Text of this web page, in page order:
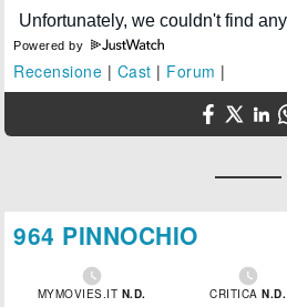
Powered by
Recensione | Cast | Forum |
964 PINNOCHIO

MYMOVIES.IT N.D.

CRITICAN.D.